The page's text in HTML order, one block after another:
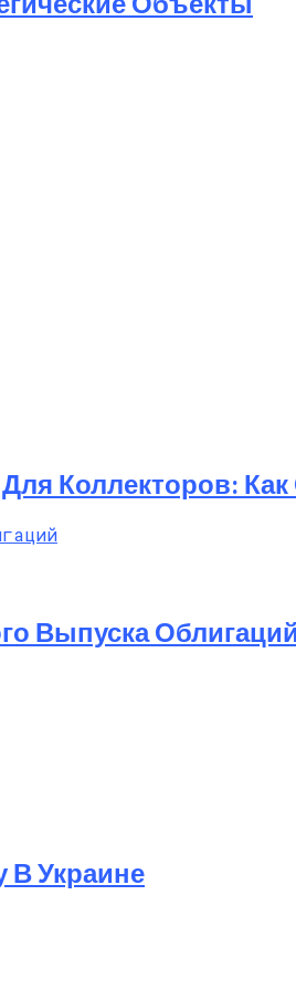
Коллекторов:
Выпуска Облигаций
В Украине